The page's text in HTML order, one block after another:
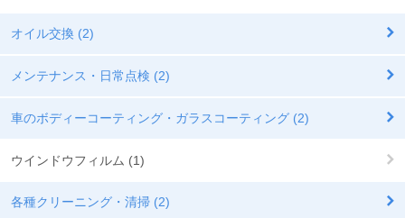
オイル交換 (2)
メンテナンス・日常点検 (2)
車のボディーコーティング・ガラスコーティング (2)
ウインドウフィルム (1)
各種クリーニング・清掃 (2)